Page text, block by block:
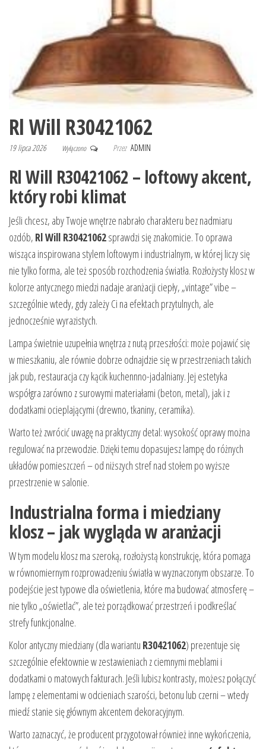
Rl Will R30421062
19 lipca 2026 Wyłączono Przez ADMIN
Rl Will R30421062 – loftowy akcent,
który robi klimat
Jeśli chcesz, aby Twoje wnętrze nabrało charakteru bez nadmiaru
ozdób, Rl Will R30421062sprawdzi się znakomicie. To oprawa
wisząca inspirowana stylem loftowym i industrialnym, w której liczy się
nie tylko forma, ale też sposób rozchodzenia światła. Rozłożysty klosz w
kolorze antycznego miedzi nadaje aranżacji ciepły, „vintage” vibe –
szczególnie wtedy, gdy zależy Ci na efektach przytulnych, ale
jednocześnie wyrazistych.
Lampa świetnie uzupełnia wnętrza z nutą przeszłości: może pojawić się
w mieszkaniu, ale równie dobrze odnajdzie się w przestrzeniach takich
jak pub, restauracja czy kącik kuchennno-jadalniany. Jej estetyka
współgra zarówno z surowymi materiałami (beton, metal), jak i z
dodatkami ocieplającymi (drewno, tkaniny, ceramika).
Warto też zwrócić uwagę na praktyczny detal: wysokość oprawy można
regulować na przewodzie. Dzięki temu dopasujesz lampę do różnych
układów pomieszczeń – od niższych stref nad stołem po wyższe
przestrzenie w salonie.
Industrialna forma i miedziany
klosz – jak wygląda w aranżacji
W tym modelu klosz ma szeroką, rozłożystą konstrukcję, która pomaga
w równomiernym rozprowadzeniu światła w wyznaczonym obszarze. To
podejście jest typowe dla oświetlenia, które ma budować atmosferę –
nie tylko „oświetlać”, ale też porządkować przestrzeń i podkreślać
strefy funkcjonalne.
Kolor antyczny miedziany (dla wariantu R30421062) prezentuje się
szczególnie efektownie w zestawieniach z ciemnymi meblami i
dodatkami o matowych fakturach. Jeśli lubisz kontrasty, możesz połączyć
lampę z elementami w odcieniach szarości, betonu lub czerni – wtedy
miedź stanie się głównym akcentem dekoracyjnym.
Warto zaznaczyć, że producent przygotował również inne wykończenia,